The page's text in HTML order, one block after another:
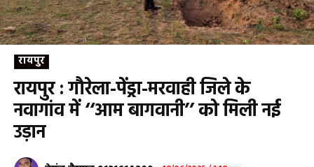
रायपुर
रायपुर : गौरेला-पेंड्रा-मरवाही जिले के
नवागांव में ‘‘आम बागवानी’’ को मिली नई
उड़ान